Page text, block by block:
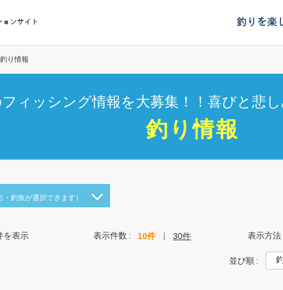
ンサイト 釣りを楽
釣り情報
ィッシング情報を大募集！！喜びと悲
釣り情報
・釣魚が選択できます）
を表示 表示件数 10件 30件 表示方法
並び順